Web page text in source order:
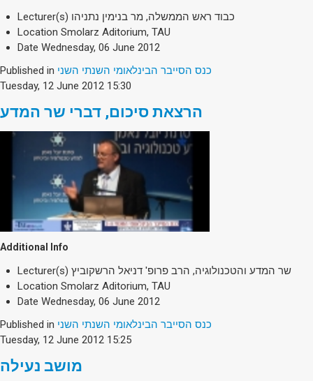
Lecturer(s) כבוד ראש הממשלה, מר בנימין נתניהו
Location Smolarz Aditorium, TAU
Date Wednesday, 06 June 2012
Published in כנס הסייבר הבינלאומי השנתי השני
Tuesday, 12 June 2012 15:30
הרצאת סיכום, דברי שר המדע
Additional Info
Lecturer(s) שר המדע והטכנולוגיה, הרב פרופ' דניאל הרשקוביץ
Location Smolarz Aditorium, TAU
Date Wednesday, 06 June 2012
Published in כנס הסייבר הבינלאומי השנתי השני
Tuesday, 12 June 2012 15:25
מושב נעילה